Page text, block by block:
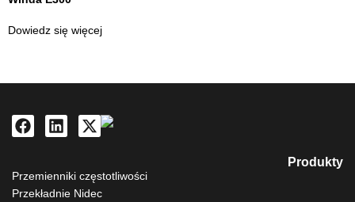
Dowiedz się więcej
Produkty
Przemienniki częstotliwości
Przekładnie Nidec